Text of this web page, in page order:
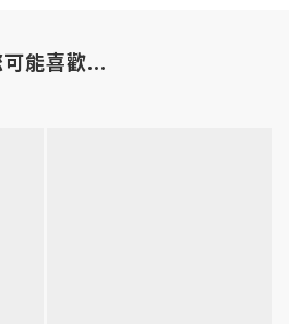
可能喜歡...